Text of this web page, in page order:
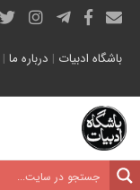
باشگاه ادبیات | درباره ما |